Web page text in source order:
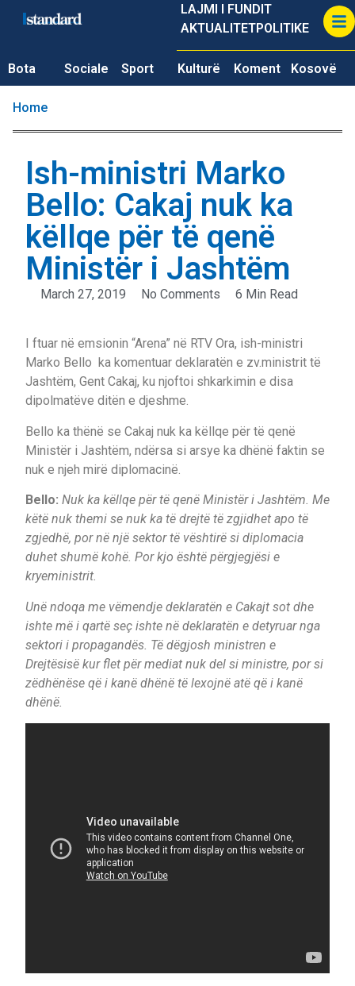
LAJMI I FUNDIT
AKTUALITETPOLITIKE
Bota Sociale Sport Kulturë Koment Kosovë
Home
Ish-ministri Marko
Bello: Cakaj nuk ka
këllqe për të qenë
Ministër i Jashtëm
March 27, 2019 No Comments 6 Min Read
I ftuar në emsionin “Arena” në RTV Ora, ish-ministri
Marko Bello ka komentuar deklaratën e zv.ministrit të
Jashtëm, Gent Cakaj, ku njoftoi shkarkimin e disa
dipolmatëve ditën e djeshme.
Bello ka thënë se Cakaj nuk ka këllqe për të qenë
Ministër i Jashtëm, ndërsa si arsye ka dhënë faktin se
nuk e njeh mirë diplomacinë.
Bello: Nuk ka këllqe për të qenë Ministër i Jashtëm. Me
këtë nuk themi se nuk ka të drejtë të zgjidhet apo të
zgjedhë, por në një sektor të vështirë si diplomacia
duhet shumë kohë. Por kjo është përgjegjësi e
kryeministrit.
Unë ndoqa me vëmendje deklaratën e Cakajt sot dhe
ishte më i qartë seç ishte në deklaratën e detyruar nga
sektori i propagandës. Të dëgjosh ministren e
Drejtësisë kur flet për mediat nuk del si ministre, por si
zëdhënëse që i kanë dhënë të lexojnë atë që i kanë
dhënë.